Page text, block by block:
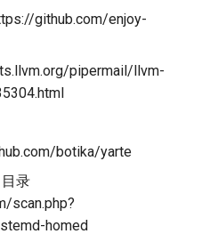
github.com/enjoy-
pipermail/llvm-
botika/yarte
录
scan.php?
homed